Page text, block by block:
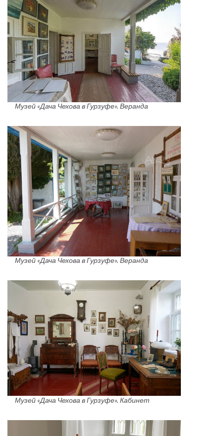
Музей «Дача Чехова в Гурзуфе». Веранда
Музей «Дача Чехова в Гурзуфе». Веранда
Музей «Дача Чехова в Гурзуфе». Кабинет